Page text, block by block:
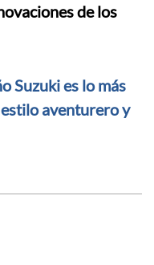
de los
Suzuki es lo más
aventurero y